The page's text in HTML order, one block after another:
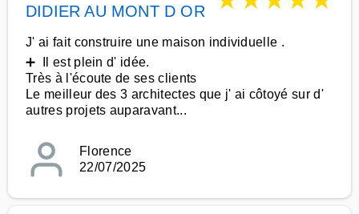
DIDIER AU MONT D OR
J' ai fait construire une maison individuelle .
➕ Il est plein d' idée.
Très à l'écoute de ses clients
Le meilleur des 3 architectes que j' ai côtoyé sur d'
autres projets auparavant...
Florence
22/07/2025